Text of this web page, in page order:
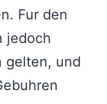
Fur den
jedoch
gelten, und